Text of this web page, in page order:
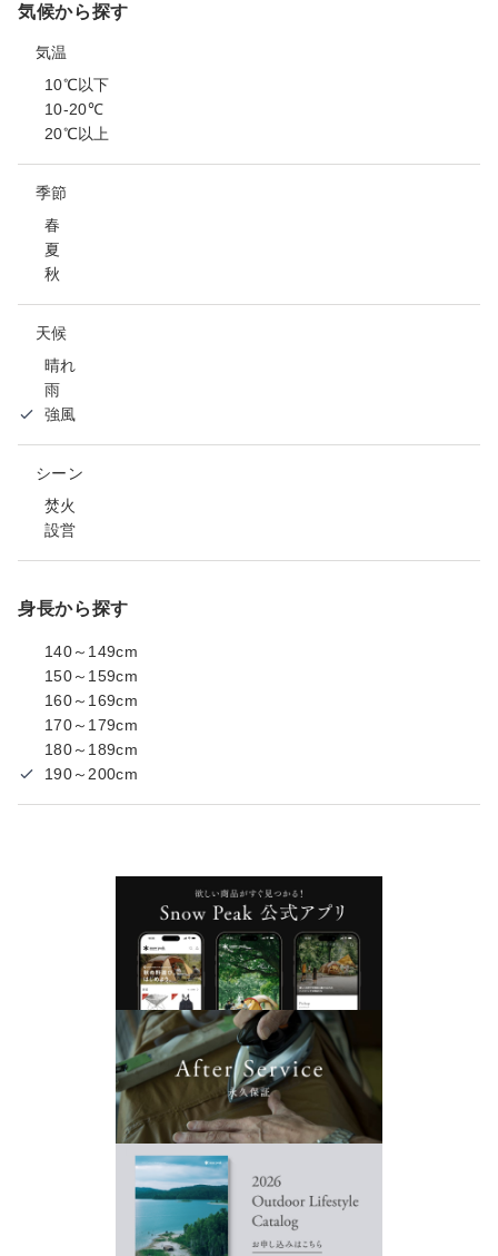
気候から探す
気温
10℃以下
10-20℃
20℃以上
季節
春
夏
秋
天候
晴れ
雨
強風
シーン
焚火
設営
身長から探す
140～149cm
150～159cm
160～169cm
170～179cm
180～189cm
190～200cm